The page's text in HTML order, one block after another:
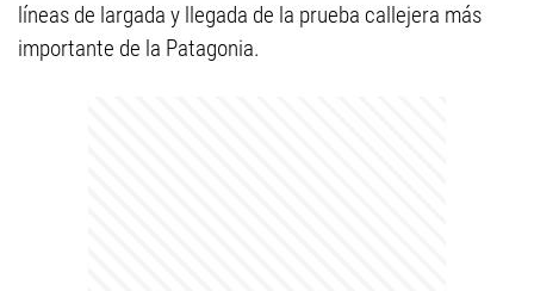
líneas de largada y llegada de la prueba callejera más
importante de la Patagonia.